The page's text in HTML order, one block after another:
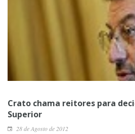
Crato chama reitores para
Superior
28 de Agosto de 2012